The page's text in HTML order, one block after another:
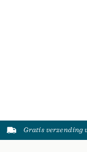
Gratis verzending